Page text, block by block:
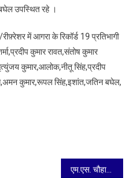
उपस्थित रहे ।
में आगरा के रिकॉर्ड 19 प्रतिभागी
कुमार रावत,संतोष कुमार
कुमार,आलोक,नीतू सिंह,प्रदीप
कुमार,रूपल सिंह,इशांत,जतिन बघेल,
एम.एस. चौहान मेमोरियल फुटबॉल लीग के दूसरे दिन रोमांचक मुकाबले, खिलाड़ियों ने दिखाया शानदार खेल